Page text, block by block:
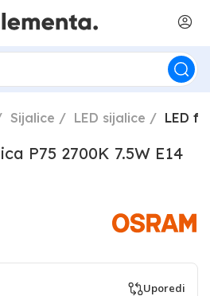
Sijalice LED sijalice LED
P75 2700K 7.5W E14
Uporedi